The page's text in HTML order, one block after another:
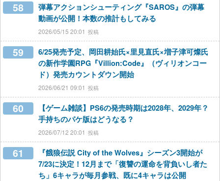
58
弾幕アクションシューティング『SAROS』の弾幕
動画が公開！本数の推計もしてみる
2026/05/15 20:01
59
6/25発売予定、岡田耕始氏×里見直氏×増子津可燦氏
の新作学園RPG『Villion:Code』（ヴィリオンコー
ド）発売カウントダウン開始
2026/06/21 09:01
60
【ゲーム雑談】PS6の発売時期は2028年、2029年？
手持ちのパケ版はどうなる？
2026/07/12 20:01
61
『餓狼伝説 City of the Wolves』シーズン3開始が
7/23に決定！12月まで「復讐の運命を背負いし者た
ち」6キャラが毎月参戦、既に4キャラは公開